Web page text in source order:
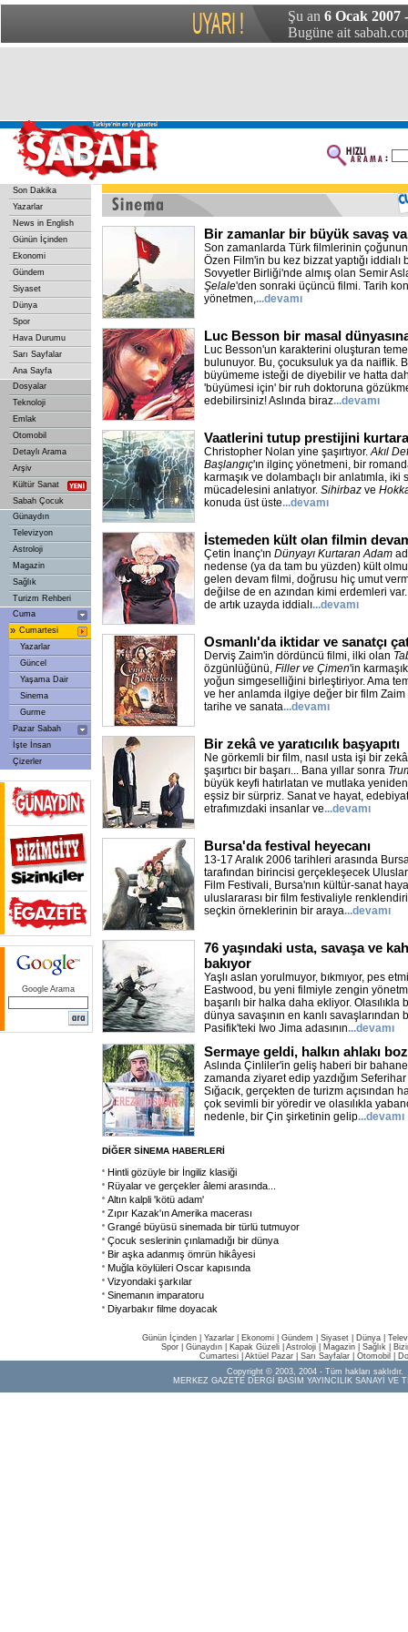
Şu an 6 Ocak 2007
Bugüne ait
Son Dakika
Yazarlar
News in English
Günün İçinden
Ekonomi
Gündem
Siyaset
Dünya
Spor
Hava Durumu
Sarı Sayfalar
Ana Sayfa
Dosyalar
Teknoloji
Emlak
Otomobil
Detaylı Arama
Arşiv
Kültür Sanat
Sabah Çocuk
Günaydın
Televizyon
Astroloji
Magazin
Sağlık
Turizm Rehberi
Cuma
» Cumartesi
Yazarlar
Güncel
Yaşama Dair
Sinema
Gurme
Pazar Sabah
İşte İnsan
Çizerler
Google Arama
Bir zamanlar bir büyük savaş
Son zamanlarda Türk filmlerinin çoğunun
Özen Film'in bu kez bizzat yaptığı
Sovyetler Birliği'nde almış olan Semir
Şelale'den sonraki üçüncü filmi. Tarih
yönetmen,...devamı
Luc Besson bir masal
Luc Besson'un karakterini oluşturan
bulunuyor. Bu, çocuksuluk ya da naiflik.
büyümeme isteği de diyebilir ve hatta
'büyümesi için' bir ruh doktoruna
edebilirsiniz! Aslında biraz...devamı
Vaatlerini tutup prestijini
Christopher Nolan yine şaşırtıyor.Akıl
Başlangıç'ın ilginç yönetmeni, bir
karmaşık ve dolambaçlı bir anlatımla, iki
mücadelesini anlatıyor. Sihirbaz ve
konuda üst üste...devamı
İstemeden kült olan filmin
Çetin İnanç'ın Dünyayı Kurtaran Adam
nedense (ya da tam bu yüzden) kült
gelen devam filmi, doğrusu hiç umut
değilse de en azından kimi erdemleri
de artık uzayda iddialı...devamı
Osmanlı'da iktidar ve sanatçı
Derviş Zaim'in dördüncü filmi, ilki olan
özgünlüğünü, Filler ve Çimen'in
yoğun simgeselliğini birleştiriyor. Ama
ve her anlamda ilgiye değer bir film Zaim
tarihe ve sanata...devamı
Bir zekâ ve yaratıcılık başyapıtı
Ne görkemli bir film, nasıl usta işi bir
şaşırtıcı bir başarı... Bana yıllar sonra
büyük keyfi hatırlatan ve mutlaka
eşsiz bir sürpriz. Sanat ve hayat,
etrafımızdaki insanlar ve...devamı
Bursa'da festival heyecanı
13-17 Aralık 2006 tarihleri arasında
tarafından birincisi gerçekleşecek
Film Festivali, Bursa'nın kültür-sanat
uluslararası bir film festivaliyle
seçkin örneklerinin bir araya...devamı
76 yaşındaki usta, savaşa ve
bakıyor
Yaşlı aslan yorulmuyor, bıkmıyor, pes
Eastwood, bu yeni filmiyle zengin
başarılı bir halka daha ekliyor. Olasılıkla
dünya savaşının en kanlı
Pasifik'teki Iwo Jima adasının...devamı
Sermaye geldi, halkın ahlakı
Aslında Çinliler'in geliş haberi bir
zamanda ziyaret edip yazdığım
Sığacık, gerçekten de turizm açısından
çok sevimli bir yöredir ve olasılıkla
nedenle, bir Çin şirketinin gelip...devamı
DİĞER SİNEMA HABERLERİ
Hintli gözüyle bir İngiliz klasiği
Rüyalar ve gerçekler âlemi arasında...
Altın kalpli 'kötü adam'
Zıpır Kazak'ın Amerika macerası
Grangé büyüsü sinemada bir türlü tutmuyor
Çocuk seslerinin çınlamadığı bir dünya
Bir aşka adanmış ömrün hikâyesi
Muğla köylüleri Oscar kapısında
Vizyondaki şarkılar
Sinemanın imparatoru
Diyarbakır filme doyacak
Günün İçinden Yazarlar Ekonomi Gündem Siyaset Dünya |
Spor
Günaydın Kapak Güzeli Astroloji Magazin Sağlık
Cumartesi| Aktüel Pazar| Sarı Sayfalar| Otomobil
Copyright © 2003, 2004 - Tüm hakları saklıdır.
MERKEZ GAZETE DERGİ BASIM YAYINCILIK SANAYİ VE